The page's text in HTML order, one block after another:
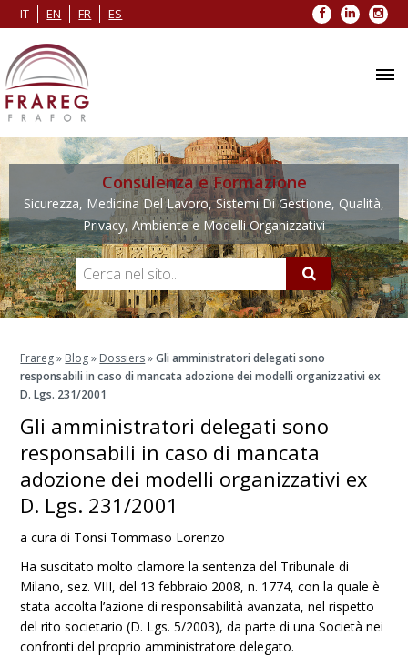
IT EN FR ES Facebook
LinkedIn
Consulenza e Formazione
Sicurezza, Medicina Del Lavoro, Sistemi Di Gestione, Qualità,
Privacy, Ambiente e Modelli Organizzativi
Frareg» Blog» Dossiers»Gli amministratori delegati sono
responsabili in caso di mancata adozione dei modelli organizzativi ex
D. Lgs. 231/2001
Gli amministratori delegati sono
responsabili in caso di mancata
adozione dei modelli organizzativi ex
D. Lgs. 231/2001
a cura di Tonsi Tommaso Lorenzo
Ha suscitato molto clamore la sentenza del Tribunale di
Milano, sez. VIII, del 13 febbraio 2008, n. 1774, con la quale è
stata accolta l’azione di responsabilità avanzata, nel rispetto
del rito societario (D. Lgs. 5/2003), da parte di una Società nei
confronti del proprio amministratore delegato.